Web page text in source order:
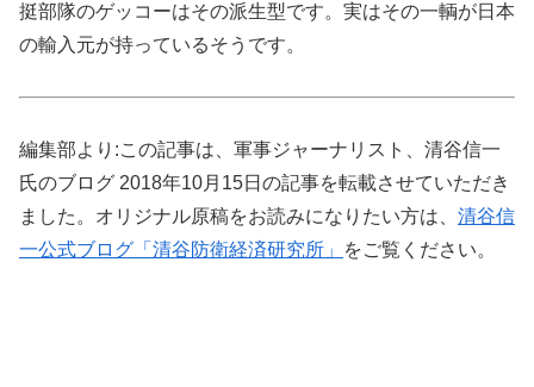
挺部隊のゲッコーはその派生型です。実はその一輌が日本
の輸入元が持っているそうです。
編集部より:この記事は、軍事ジャーナリスト、清谷信一
氏のブログ 2018年10月15日の記事を転載させていただき
ました。オリジナル原稿をお読みになりたい方は、 清谷信
一公式ブログ「清谷防衛経済研究所」
をご覧ください。